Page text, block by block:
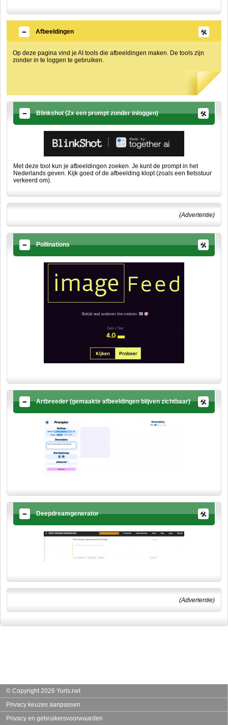
Afbeeldingen
Op deze pagina vind je AI tools die afbeeldingen maken. De tools zijn
zonder in te loggen te gebruiken.
Blinkshot (2x een prompt zonder inloggen)
Met deze tool kun je afbeeldingen zoeken. Je kunt de prompt in het
Nederlands geven. Kijk goed of de afbeelding klopt (zoals een fietsstuur
verkeerd om).
(Advertentie)
Pollinations
Artbreeder (gemaakte afbeeldingen blijven zichtbaar)
Deepdreamgenerator
(Advertentie)
© Copyright 2026 Yurls.net
Privacy keuzes aanpassen
Privacy en gebruikersvoorwaarden